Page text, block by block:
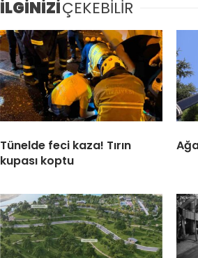
İLGİNİZİÇEKEBİLİR
Tünelde feci kaza! Tırın
kupası koptu